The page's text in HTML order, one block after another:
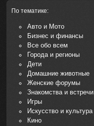
По тематике:
Авто и Мото
Бизнес и финансы
Все обо всем
Города и регионы
Дети
Домашние животные
Женские форумы
Знакомства и встречи
Игры
Искусство и культура
Кино